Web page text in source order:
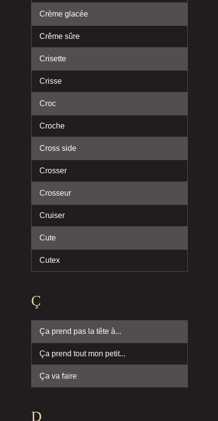
Crème glacée
Crême sûre
Crisette
Crisse
Croc
Croche
Cross side
Crosser
Crosseur
Cruiser
Cute
Cutex
Ç
Ça prend pas la tête à...
Ça prend tout mon petit...
Ça va faire
D